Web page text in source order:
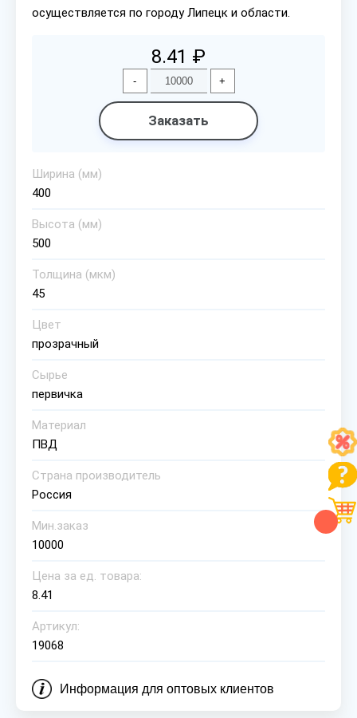
осуществляется по городу Липецк и области.
8.41 ₽
- +
Заказать
Ширина (мм)
400
Высота (мм)
500
Толщина (мкм)
45
Цвет
прозрачный
Сырье
первичка
Материал
ПВД
Страна производитель
Россия
Мин.заказ
10000
Цена за ед. товара:
8.41
Артикул:
19068
Информация для оптовых клиентов